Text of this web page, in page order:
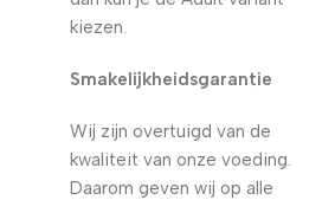
kiezen.
Smakelijkheidsgarantie
Wij zijn overtuigd van de
kwaliteit van onze voeding.
Daarom geven wij op alle